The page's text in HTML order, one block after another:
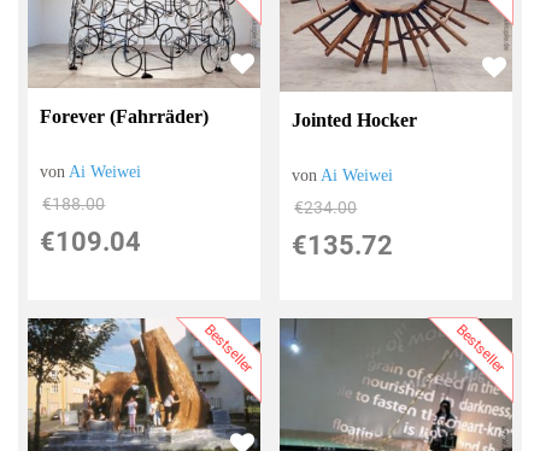
Forever (Fahrräder)
vonAi Weiwei
€188.00
€109.04
Jointed Hocker
vonAi Weiwei
€234.00
€135.72
Bestseller Bestseller